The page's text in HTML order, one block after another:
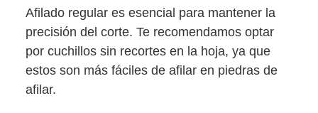
Afilado regular es esencial para mantener la
precisión del corte. Te recomendamos optar
por cuchillos sin recortes en la hoja, ya que
estos son más fáciles de afilar en piedras de
afilar.